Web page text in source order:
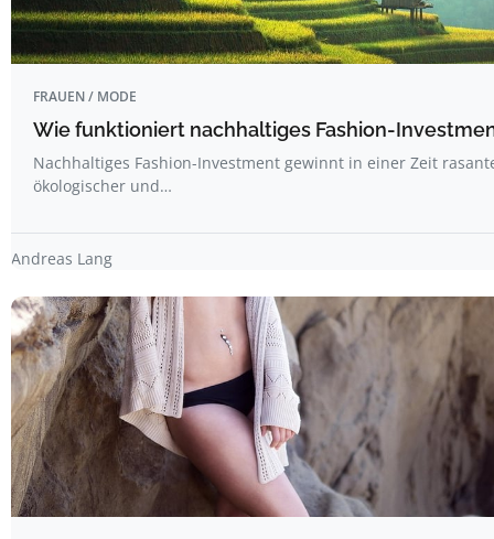
FRAUEN / MODE
Wie funktioniert nachhaltiges Fashion-
Nachhaltiges Fashion-Investment gewinnt in einer Zeit
ökologischer und…
Andreas Lang